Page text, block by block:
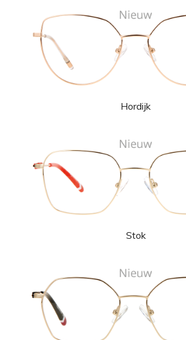
Hordijk
Stok